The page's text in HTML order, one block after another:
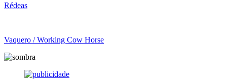
Rédeas
Vaquero / Working Cow Horse